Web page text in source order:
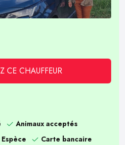
CE CHAUFFEUR
Animaux acceptés
Espèce
Carte bancaire